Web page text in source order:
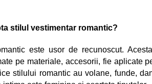
stilul vestimentar romantic?
este usor de recunoscut.
pe materiale, accesorii, fie aplicate
stilului romantic au volane, funde,